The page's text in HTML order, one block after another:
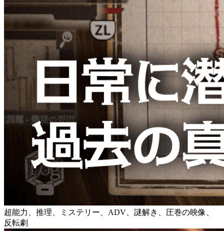
超能力、推理、ミステリー、ADV、謎解き、圧巻の映像、
反転劇